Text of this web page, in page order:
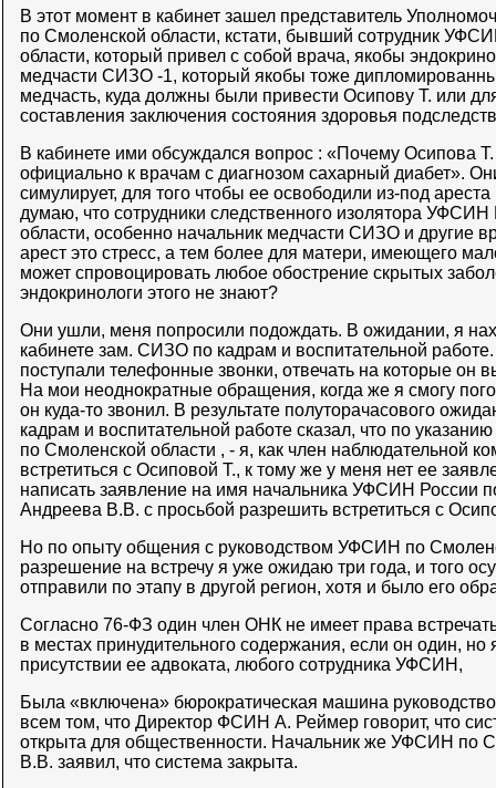
В этот момент в кабинет зашел представитель
по Смоленской области, кстати, бывший сотрудник
области, который привел с собой врача, якобы
медчасти СИЗО -1, который якобы тоже
медчасть, куда должны были привести Осипову Т. или
составления заключения состояния здоровья
В кабинете ими обсуждался вопрос : «Почему Осипова
официально к врачам с диагнозом сахарный диабет».
симулирует, для того чтобы ее освободили из-под
думаю, что сотрудники следственного изолятора
области, особенно начальник медчасти СИЗО и другие
арест это стресс, а тем более для матери, имеющего
может спровоцировать любое обострение скрытых
эндокринологи этого не знают?
Они ушли, меня попросили подождать. В ожидании, я
кабинете зам. СИЗО по кадрам и воспитательной
поступали телефонные звонки, отвечать на которые он
На мои неоднократные обращения, когда же я смогу
он куда-то звонил. В результате полуторачасового
кадрам и воспитательной работе сказал, что по
по Смоленской области , - я, как член наблюдательной
встретиться с Осиповой Т., к тому же у меня нет ее
написать заявление на имя начальника УФСИН России
Андреева В.В. с просьбой разрешить встретиться с
Но по опыту общения с руководством УФСИН по
разрешение на встречу я уже ожидаю три года, и того
отправили по этапу в другой регион, хотя и было его
Согласно 76-ФЗ один член ОНК не имеет права
в местах принудительного содержания, если он один, но
присутствии ее адвоката, любого сотрудника УФСИН,
Была «включена» бюрократическая машина
всем том, что Директор ФСИН А. Реймер говорит, что
открыта для общественности. Начальник же УФСИН по
В.В. заявил, что система закрыта.